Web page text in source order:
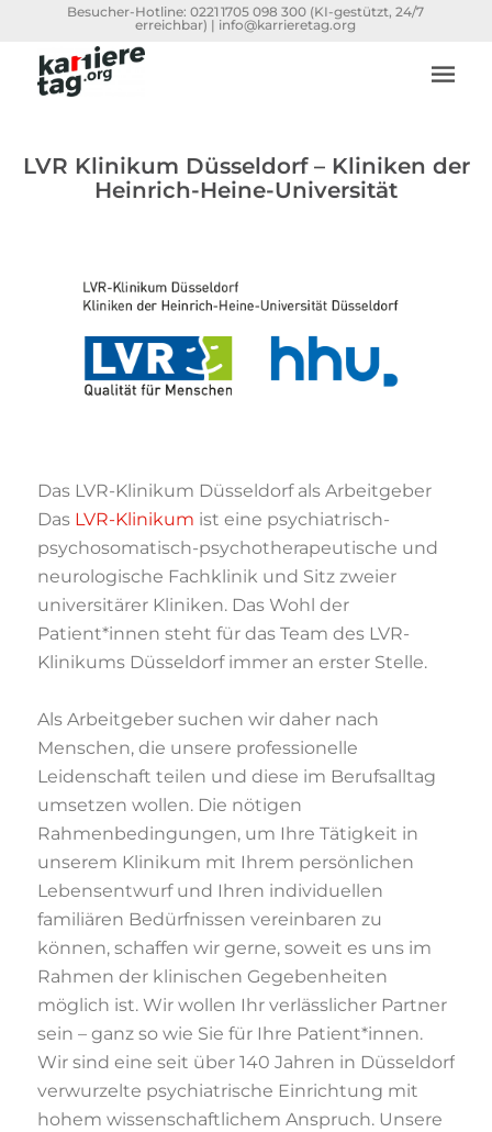
Besucher-Hotline:0221 1705 098 300 (KI-gestützt, 24/7
erreichbar) | info@karrieretag.org
LVR Klinikum Düsseldorf – Kliniken der
Heinrich-Heine-Universität
Das LVR-Klinikum Düsseldorf als Arbeitgeber
Das LVR-Klinikum ist eine psychiatrisch-
psychosomatisch-psychotherapeutische und
neurologische Fachklinik und Sitz zweier
universitärer Kliniken. Das Wohl der
Patient*innen steht für das Team des LVR-
Klinikums Düsseldorf immer an erster Stelle.
Als Arbeitgeber suchen wir daher nach
Menschen, die unsere professionelle
Leidenschaft teilen und diese im Berufsalltag
umsetzen wollen. Die nötigen
Rahmenbedingungen, um Ihre Tätigkeit in
unserem Klinikum mit Ihrem persönlichen
Lebensentwurf und Ihren individuellen
familiären Bedürfnissen vereinbaren zu
können, schaffen wir gerne, soweit es uns im
Rahmen der klinischen Gegebenheiten
möglich ist. Wir wollen Ihr verlässlicher Partner
sein – ganz so wie Sie für Ihre Patient*innen.
Wir sind eine seit über 140 Jahren in Düsseldorf
verwurzelte psychiatrische Einrichtung mit
hohem wissenschaftlichem Anspruch. Unsere